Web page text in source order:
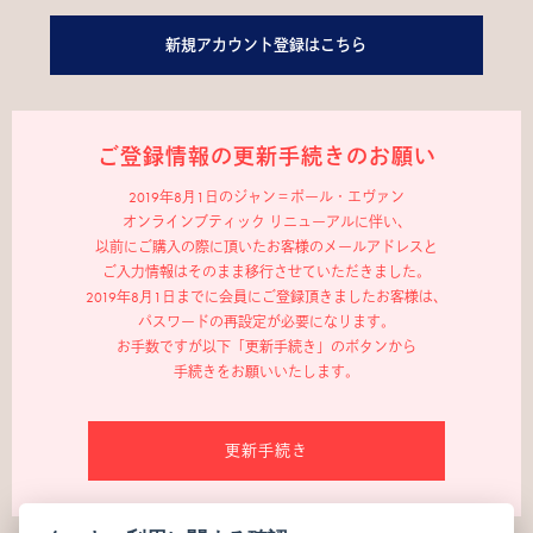
新規アカウント登録はこちら
ご登録情報の更新手続きのお願い
2019年8月1日のジャン＝ポール・エヴァン
オンラインブティック リニューアルに伴い、
以前にご購入の際に頂いたお客様のメールアドレスと
ご入力情報はそのまま移行させていただきました。
2019年8月1日までに会員にご登録頂きましたお客様は、
パスワードの再設定が必要になります。
お手数ですが以下「更新手続き」のボタンから
手続きをお願いいたします。
更新手続き